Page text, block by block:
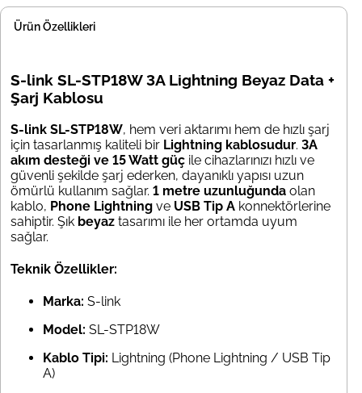
Ürün Özellikleri
S-link SL-STP18W 3A Lightning Beyaz Data +
Şarj Kablosu
S-link SL-STP18W, hem veri aktarımı hem de hızlı şarj
için tasarlanmış kaliteli bir Lightning kablosudur. 3A
akım desteği ve 15 Watt güç ile cihazlarınızı hızlı ve
güvenli şekilde şarj ederken, dayanıklı yapısı uzun
ömürlü kullanım sağlar. 1 metre uzunluğunda olan
kablo, Phone Lightning ve USB Tip A konnektörlerine
sahiptir. Şık beyaz tasarımı ile her ortamda uyum
sağlar.
Teknik Özellikler:
Marka: S-link
Model: SL-STP18W
Kablo Tipi: Lightning (Phone Lightning / USB Tip
A)